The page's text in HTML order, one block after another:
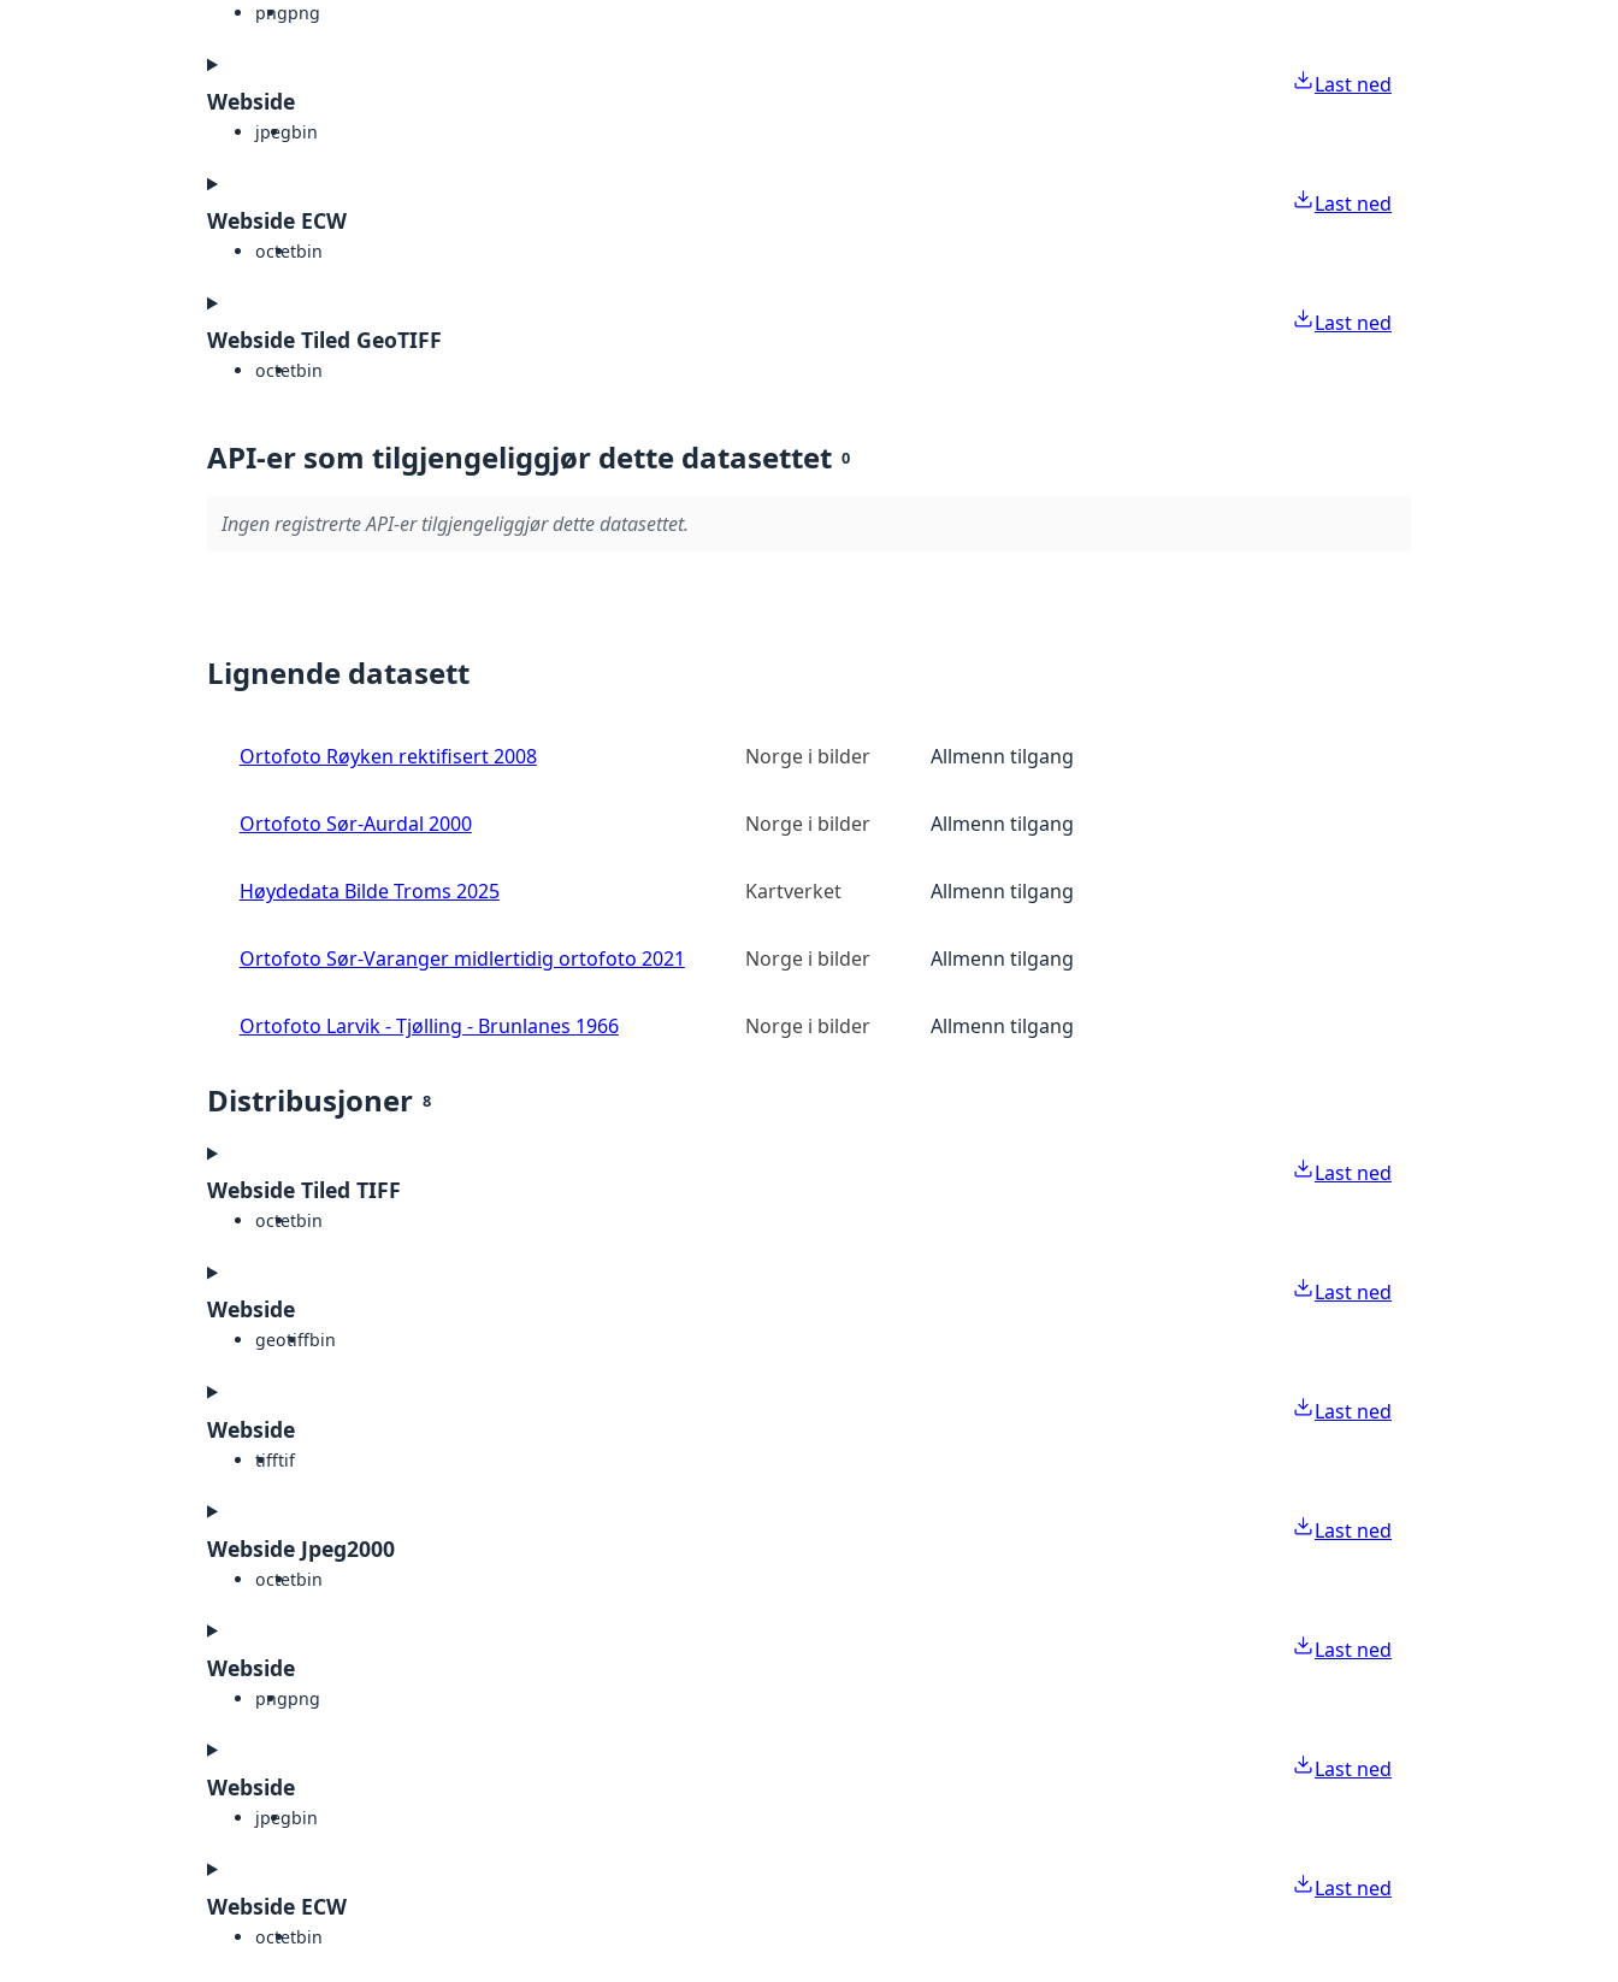
pngpng
Webside
jpegbin
Last ned
Webside ECW
octetbin
Last ned
Webside Tiled GeoTIFF
octetbin
Last ned
API-er som tilgjengeliggjør dette datasettet 0
Ingen registrerte API-er tilgjengeliggjør dette datasettet.
Lignende datasett
Ortofoto Røyken rektifisert 2008 Norge i bilder Allmenn tilgang
Ortofoto Sør-Aurdal 2000 Norge i bilder Allmenn tilgang
Høydedata Bilde Troms 2025 Kartverket Allmenn tilgang
Ortofoto Sør-Varanger midlertidig ortofoto 2021 Norge i bilder Allmenn tilgang
Ortofoto Larvik - Tjølling - Brunlanes 1966 Norge i bilder Allmenn tilgang
Distribusjoner 8
Webside Tiled TIFF
octetbin
Last ned
Webside
geotiffbin
Last ned
Webside
tifftif
Last ned
Webside Jpeg2000
octetbin
Last ned
Webside
pngpng
Last ned
Webside
jpegbin
Last ned
Webside ECW
octetbin
Last ned